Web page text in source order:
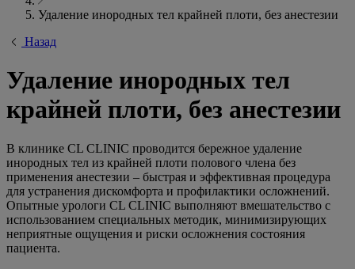
Удаление инородных тел крайней плоти, без анестезии
Назад
Удаление инородных тел
крайней плоти, без анестезии
В клинике CL CLINIC проводится бережное удаление
инородных тел из крайней плоти полового члена без
применения анестезии – быстрая и эффективная процедура
для устранения дискомфорта и профилактики осложнений.
Опытные урологи CL CLINIC выполняют вмешательство с
использованием специальных методик, минимизирующих
неприятные ощущения и риски осложнения состояния
пациента.